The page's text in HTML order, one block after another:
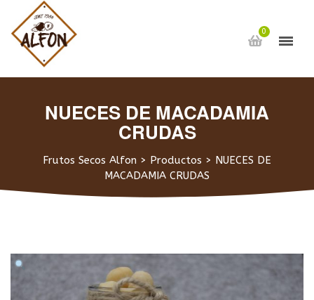
0
NUECES DE MACADAMIA
CRUDAS
Frutos Secos Alfon > Productos > NUECES DE
MACADAMIA CRUDAS